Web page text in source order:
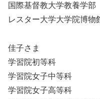
国際基督教大学教養学部
レスター大学大学院博物
佳子さま
学習院初等科
学習院女子中等科
学習院女子高等科